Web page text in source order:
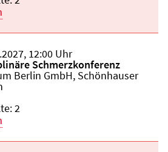
Anfangszeit:
, 12:00 Uhr
Schmerzkonferenz
Berlin GmbH, Schönhauser
2